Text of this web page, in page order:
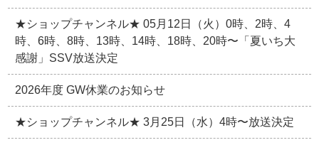
★ショップチャンネル★ 05月12日（火）0時、2時、4
時、6時、8時、13時、14時、18時、20時〜「夏いち大
感謝」SSV放送決定
2026年度 GW休業のお知らせ
★ショップチャンネル★ 3月25日（水）4時〜放送決定